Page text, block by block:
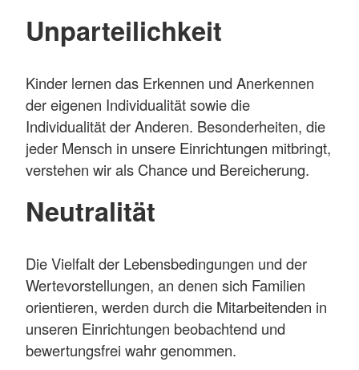
Unparteilichkeit
Kinder lernen das Erkennen und Anerkennen
der eigenen Individualität sowie die
Individualität der Anderen. Besonderheiten, die
jeder Mensch in unsere Einrichtungen mitbringt,
verstehen wir als Chance und Bereicherung.
Neutralität
Die Vielfalt der Lebensbedingungen und der
Wertevorstellungen, an denen sich Familien
orientieren, werden durch die Mitarbeitenden in
unseren Einrichtungen beobachtend und
bewertungsfrei wahr genommen.